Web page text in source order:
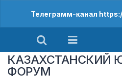
Телеграмм-канал
КАЗАХСТАНСКИЙ
ФОРУМ